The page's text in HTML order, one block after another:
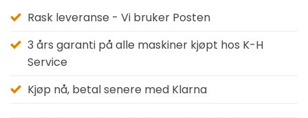
Rask leveranse - Vi bruker Posten
3 års garanti på alle maskiner kjøpt hos K-H
Service
Kjøp nå, betal senere med Klarna